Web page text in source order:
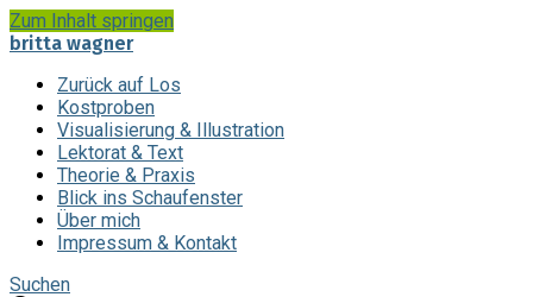
Zum Inhalt springen
britta wagner
Zurück auf Los
Kostproben
Visualisierung & Illustration
Lektorat & Text
Theorie & Praxis
Blick ins Schaufenster
Über mich
Impressum & Kontakt
Suchen